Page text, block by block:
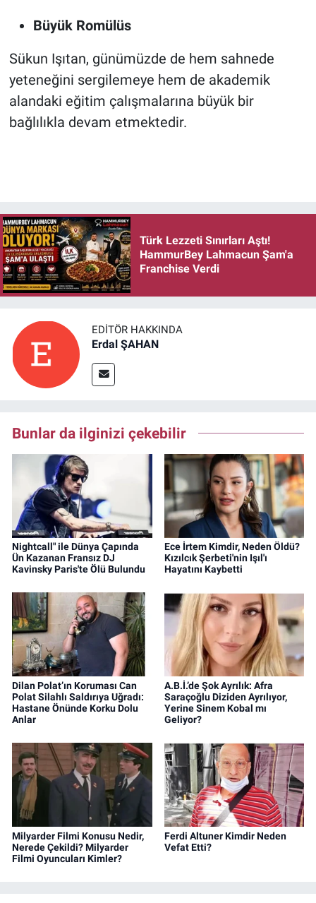
Büyük Romülüs
Sükun Işıtan, günümüzde de hem sahnede
yeteneğini sergilemeye hem de akademik
alandaki eğitim çalışmalarına büyük bir
bağlılıkla devam etmektedir.
Türk Lezzeti Sınırları Aştı!
HammurBey Lahmacun Şam'a
Franchise Verdi
EDITÖR HAKKINDA
Erdal ŞAHAN
Bunlar da ilginizi çekebilir
Nightcall" ile Dünya Çapında
Ün Kazanan Fransız DJ
Kavinsky Paris'te Ölü Bulundu
Ece İrtem Kimdir, Neden Öldü?
Kızılcık Şerbeti'nin Işıl'ı
Hayatını Kaybetti
Dilan Polat’ın Koruması Can
Polat Silahlı Saldırıya Uğradı:
Hastane Önünde Korku Dolu
Anlar
A.B.İ.’de Şok Ayrılık: Afra
Saraçoğlu Diziden Ayrılıyor,
Yerine Sinem Kobal mı
Geliyor?
Milyarder Filmi Konusu Nedir,
Nerede Çekildi? Milyarder
Filmi Oyuncuları Kimler?
Ferdi Altuner Kimdir Neden
Vefat Etti?